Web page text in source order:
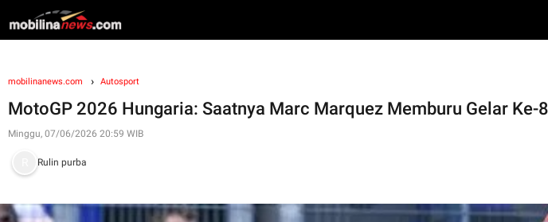
mobilinanews.com Autosport
MotoGP 2026 Hungaria: Saatnya Marc Marquez Memburu Gelar Ke-
Minggu, 07/06/2026 20:59 WIB
Rulin purba